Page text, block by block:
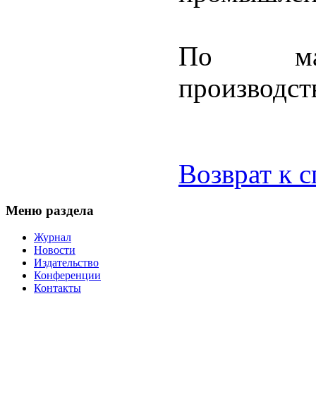
По
Возврат к
Меню раздела
Журнал
Новости
Издательство
Конференции
Контакты